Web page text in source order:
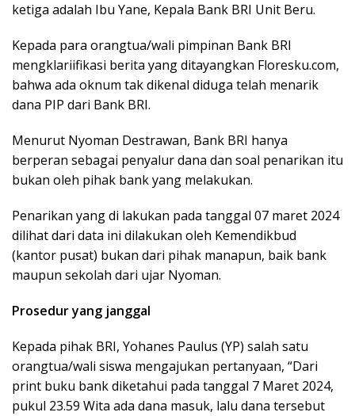
ketiga adalah Ibu Yane, Kepala Bank BRI Unit Beru.
Kepada para orangtua/wali pimpinan Bank BRI
mengklariifikasi berita yang ditayangkan Floresku.com,
bahwa ada oknum tak dikenal diduga telah menarik
dana PIP dari Bank BRI.
Menurut Nyoman Destrawan, Bank BRI hanya
berperan sebagai penyalur dana dan soal penarikan itu
bukan oleh pihak bank yang melakukan.
Penarikan yang di lakukan pada tanggal 07 maret 2024
dilihat dari data ini dilakukan oleh Kemendikbud
(kantor pusat) bukan dari pihak manapun, baik bank
maupun sekolah dari ujar Nyoman.
Prosedur yang janggal
Kepada pihak BRI, Yohanes Paulus (YP) salah satu
orangtua/wali siswa mengajukan pertanyaan, “Dari
print buku bank diketahui pada tanggal 7 Maret 2024,
pukul 23.59 Wita ada dana masuk, lalu dana tersebut